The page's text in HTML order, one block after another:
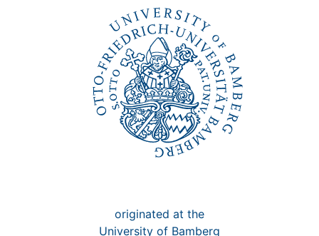
originated at the
University of Bamberg